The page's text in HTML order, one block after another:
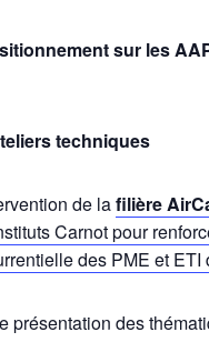
sur les
techniques
de lafilière
Carnot pour
des PME et ETI
présentation des